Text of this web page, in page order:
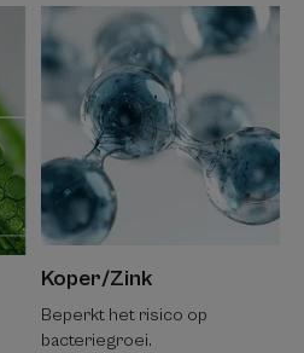
Koper/Zink
Beperkt het risico op
bacteriegroei.